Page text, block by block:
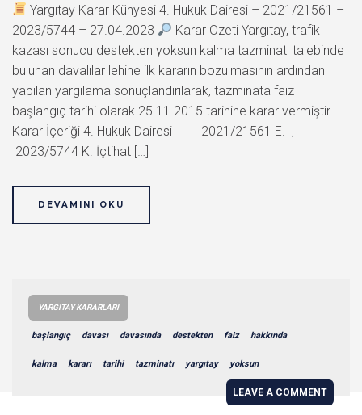
Yargıtay Karar Künyesi 4. Hukuk Dairesi – 2021/21561 –
2023/5744 – 27.04.2023
Karar Özeti Yargıtay, trafik
kazası sonucu destekten yoksun kalma tazminatı talebinde
bulunan davalılar lehine ilk kararın bozulmasının ardından
yapılan yargılama sonuçlandırılarak, tazminata faiz
başlangıç tarihi olarak 25.11.2015 tarihine karar vermiştir.
Karar İçeriği 4. Hukuk Dairesi 2021/21561 E. ,
2023/5744 K. İçtihat […]
DEVAMINI OKU
YARGITAY KARARLARI
başlangıç davası davasında destekten faiz hakkında
kalma kararı tarihi tazminatı yargıtay yoksun
LEAVE A COMMENT